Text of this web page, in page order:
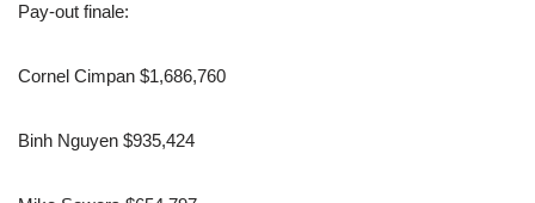
Pay-out finale:
Cornel Cimpan $1,686,760
Binh Nguyen $935,424